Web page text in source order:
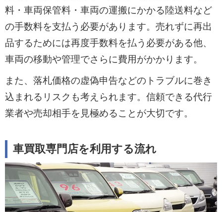
料・車両保管料・車両の運搬にかかる陸送料など
の手数料を支払う必要があります。売れずに再出
品するためには再度手数料を払う必要がある他、
車両の移動や管理でさらに費用がかかります。
また、落札価格の虚偽申告などのトラブルに巻き
込まれるリスクも考えられます。信頼できる代行
業者や売却相手を見極めることが大切です。
車買取専門店を利用する流れ